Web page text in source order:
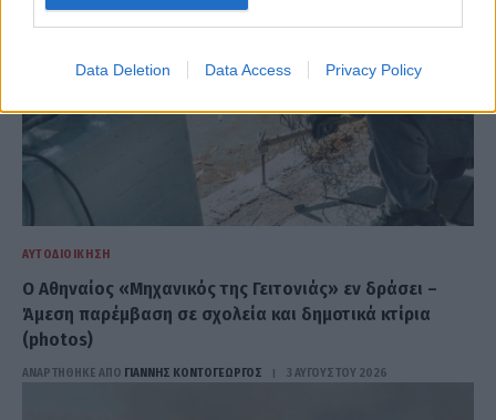
Data Deletion Data Access Privacy Policy
ΑΥΤΟΔΙΟΊΚΗΣΗ
Ο Αθηναίος «Μηχανικός της Γειτονιάς» εν δράσει –
Άμεση παρέμβαση σε σχολεία και δημοτικά κτίρια
(photos)
ΑΝΑΡΤΗΘΗΚΕ ΑΠΟ ΓΙΆΝΝΗΣ ΚΟΝΤΟΓΕΏΡΓΟΣ 3 ΑΥΓΟΎΣΤΟΥ 2026